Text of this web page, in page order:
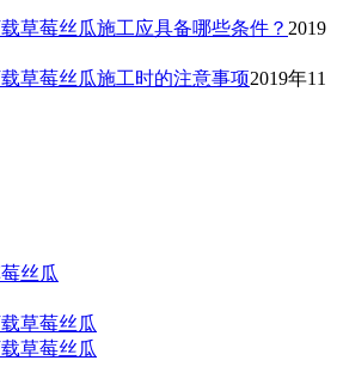
草莓丝瓜施工应具备哪些条件？ 2019
草莓丝瓜施工时的注意事项2019年11
丝瓜
草莓丝瓜
草莓丝瓜